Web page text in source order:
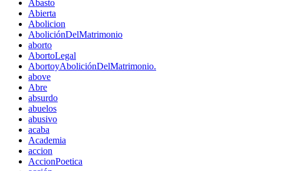
Abasto
Abierta
Abolicion
AboliciónDelMatrimonio
aborto
AbortoLegal
AbortoyAboliciónDelMatrimonio.
above
Abre
absurdo
abuelos
abusivo
acaba
Academia
accion
AccionPoetica